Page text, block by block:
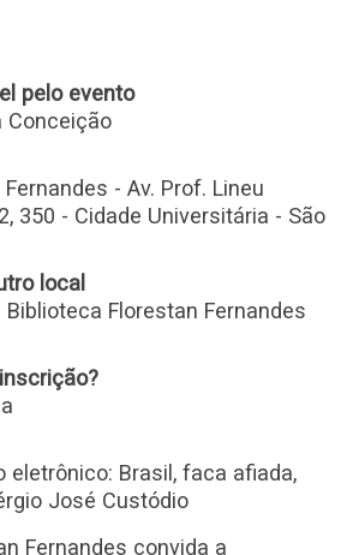
pelo evento
Conceição
- Av. Prof. Lineu
350 - Cidade Universitária - São
local
Florestan Fernandes
eletrônico: Brasil, faca afiada,
José Custódio
Fernandes convida a